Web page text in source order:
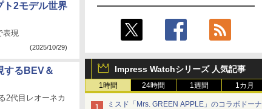
Impress Watchシリーズ 人気記事
1時間 24時間 1週間 1カ月
ミスド「Mrs. GREEN APPLE」のコラボドーナ
ト2モデル世界
表現
(2025/10/29)
するBEV＆
2代目レオーネカ